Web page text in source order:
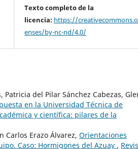
Texto completo de la
licencia: https://
enses/by-nc-nd/4.0/
del Pilar Sánchez Cabezas,
en la Universidad Técnica de
y científica: pilares de la
Carlos Erazo Álvarez, Orientaciones
Caso: Hormigones del Azuay ,